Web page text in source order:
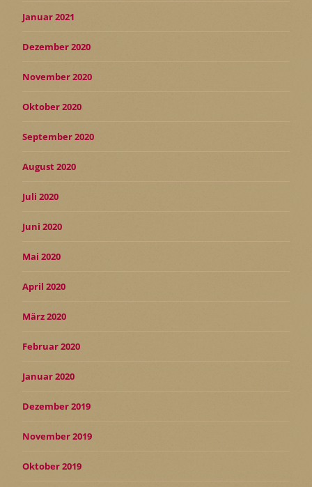
Januar 2021
Dezember 2020
November 2020
Oktober 2020
September 2020
August 2020
Juli 2020
Juni 2020
Mai 2020
April 2020
März 2020
Februar 2020
Januar 2020
Dezember 2019
November 2019
Oktober 2019